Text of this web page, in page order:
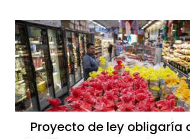
Proyecto de ley obligaría